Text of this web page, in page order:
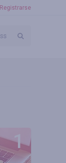
Registrarse